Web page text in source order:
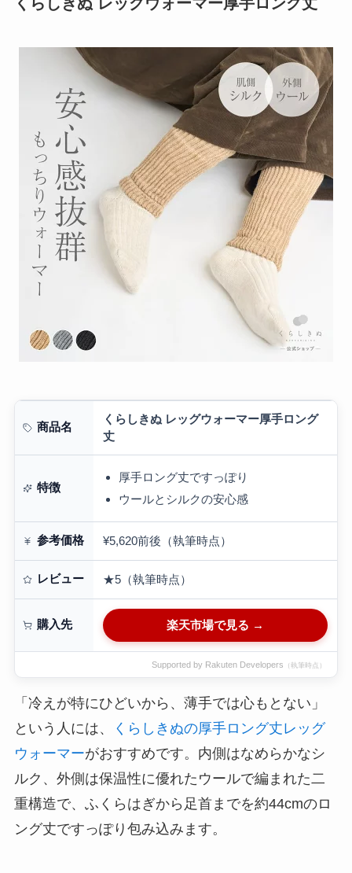
商品名
くらしきぬ レッグウォーマー厚手ロング
丈
特徴
厚手ロング丈ですっぽり
ウールとシルクの安心感
参考価格 ¥5,620前後（執筆時点）
レビュー ★5（執筆時点）
購入先 楽天市場で見る →
Supported by Rakuten Developers （執筆時点）
「冷えが特にひどいから、薄手では心もとない」
という人には、
くらしきぬの厚手ロング丈レッグ
ウォーマーがおすすめです。内側はなめらかなシ
ルク、外側は保温性に優れたウールで編まれた二
重構造で、ふくらはぎから足首までを約44cmのロ
ング丈ですっぽり包み込みます。